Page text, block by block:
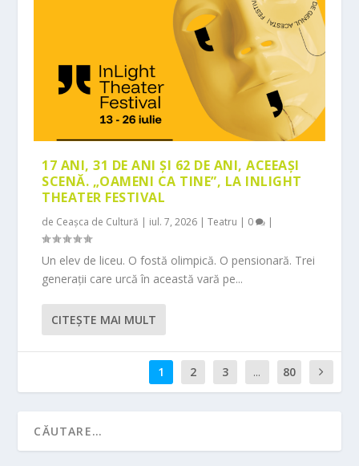
17 ANI, 31 DE ANI ȘI 62 DE ANI, ACEEAȘI
SCENĂ. „OAMENI CA TINE”, LA INLIGHT
THEATER FESTIVAL
de Ceașca de Cultură | iul. 7, 2026 |Teatru | 0 |
Un elev de liceu. O fostă olimpică. O pensionară. Trei
generații care urcă în această vară pe...
CITEŞTE MAI MULT
1 2 3 ... 80